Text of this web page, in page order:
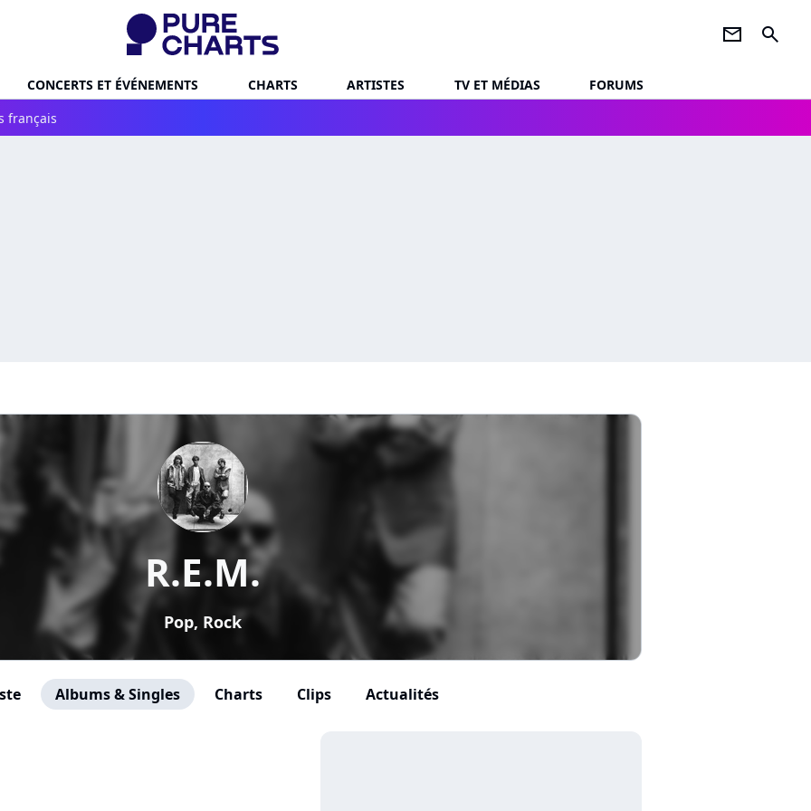
newsletter search
CONCERTS ET ÉVÉNEMENTS CHARTS ARTISTES TV ET MÉDIAS
FORUMS
français
R.E.M.
Pop, Rock
Albums & Singles Charts Clips Actualités